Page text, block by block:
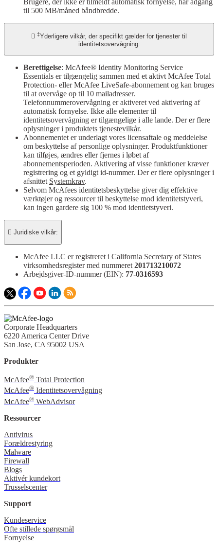
Brugere, der ikke er tilmeldt automatisk fornyelse, har adgang
til 500 MB/måned båndbredde.
 ‡Yderligere vilkår, der specifikt gælder for tjenester til
identitetsovervågning:
Berettigelse: McAfee® Identity Monitoring Service
Essentials er tilgængelig sammen med et aktivt McAfee Total
Protection- eller McAfee LiveSafe-abonnement og kan bruges
til at overvåge op til 10 mailadresser.
Telefonnummerovervågning er aktiveret ved aktivering af
automatisk fornyelse. Ikke alle elementer til
identitetsovervågning er tilgængelige i alle lande. Der er flere
oplysninger i produktets tjenestevilkår.
Abonnementet er underlagt vores licensaftale og meddelelse
om beskyttelse af personlige oplysninger. Produktfunktioner
kan tilføjes, ændres eller fjernes i løbet af
abonnementsperioden. Aktivering af visse funktioner kræver
registrering og et gyldigt id-nummer. Der er flere oplysninger i
afsnittet Systemkrav.
Selvom McAfees identitetsbeskyttelse giver dig effektive
værktøjer og ressourcer til beskyttelse mod identitetstyveri,
kan ingen gardere sig 100 % mod identietstyveri.
 Juridiske vilkår:​
McAfee LLC er registreret i California Secretary of States
virksomhedsregister med nummeret 201713210072
Arbejdsgiver-ID-nummer (EIN): 77-0316593
Corporate Headquarters
6220 America Center Drive
San Jose, CA 95002 USA
Produkter
McAfee® Total Protection
McAfee® Identitetsovervågning
McAfee® WebAdvisor
Ressourcer
Antivirus
Forældrestyring
Malware
Firewall
Blogs
Aktivér kundekort
Trusselscenter
Support
Kundeservice
Ofte stillede spørgsmål
Fornyelse